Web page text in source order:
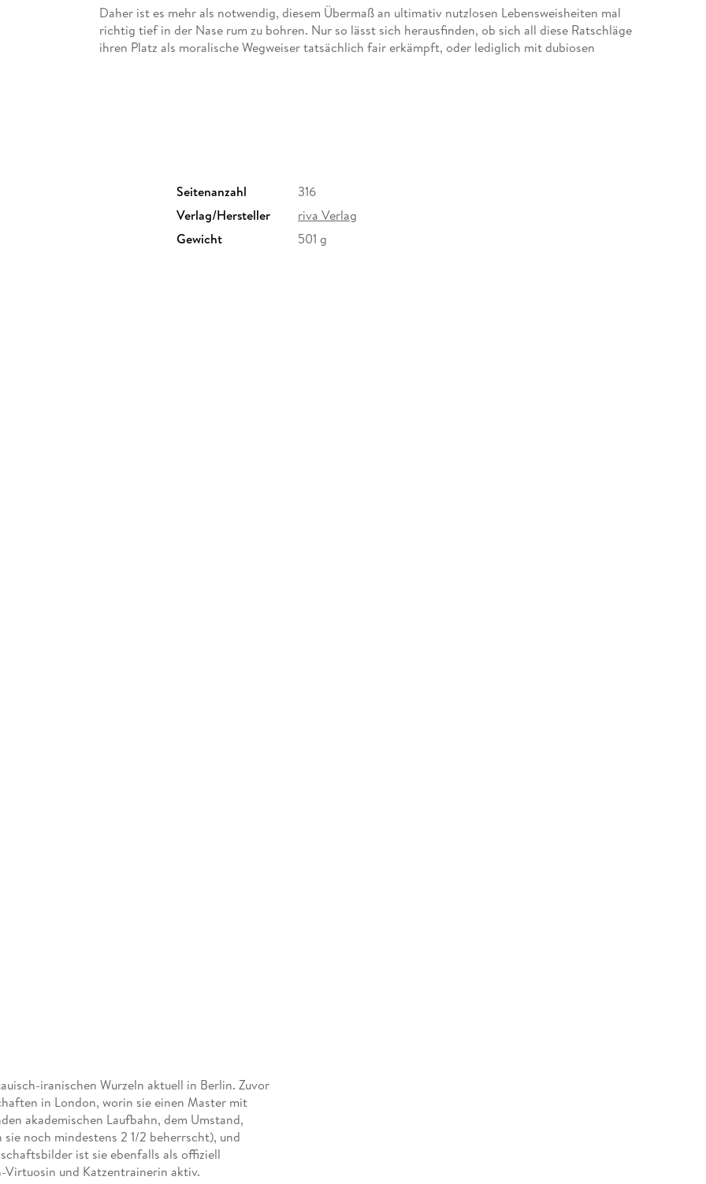
Daher ist es mehr als notwendig, diesem Übermaß an ultimativ nutzlosen Lebensweisheiten mal
richtig tief in der Nase rum zu bohren. Nur so lässt sich herausfinden, ob sich all diese Ratschläge
ihren Platz als moralische Wegweiser tatsächlich fair erkämpft, oder lediglich mit dubiosen
Seitenanzahl
316
Verlag/Hersteller
riva Verlag
Gewicht
501 g
iranischen Wurzeln aktuell in Berlin. Zuvor
in London, worin sie einen Master mit
akademischen Laufbahn, dem Umstand,
noch mindestens 2 1/2 beherrscht), und
ist sie ebenfalls als offiziell
und Katzentrainerin aktiv.